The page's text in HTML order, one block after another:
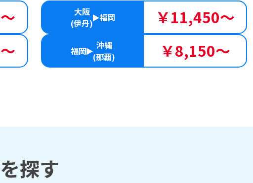
大阪
(伊丹) 福岡 ￥11,450～
福岡
沖縄
(那覇)
￥8,150～
探す